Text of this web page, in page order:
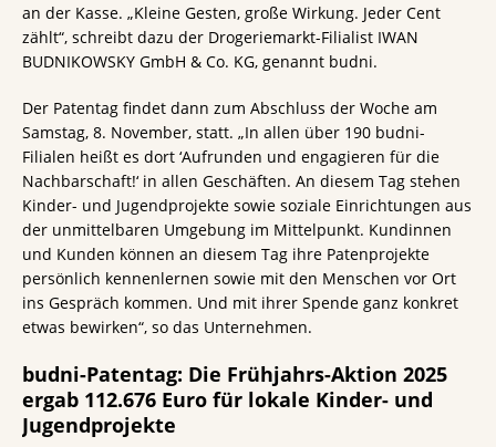
an der Kasse. „Kleine Gesten, große Wirkung. Jeder Cent
zählt“, schreibt dazu der Drogeriemarkt-Filialist IWAN
BUDNIKOWSKY GmbH & Co. KG, genannt budni.
Der Patentag findet dann zum Abschluss der Woche am
Samstag, 8. November, statt. „In allen über 190 budni-
Filialen heißt es dort ‘Aufrunden und engagieren für die
Nachbarschaft!‘ in allen Geschäften. An diesem Tag stehen
Kinder- und Jugendprojekte sowie soziale Einrichtungen aus
der unmittelbaren Umgebung im Mittelpunkt. Kundinnen
und Kunden können an diesem Tag ihre Patenprojekte
persönlich kennenlernen sowie mit den Menschen vor Ort
ins Gespräch kommen. Und mit ihrer Spende ganz konkret
etwas bewirken“, so das Unternehmen.
budni-Patentag: Die Frühjahrs-Aktion 2025
ergab 112.676 Euro für lokale Kinder- und
Jugendprojekte